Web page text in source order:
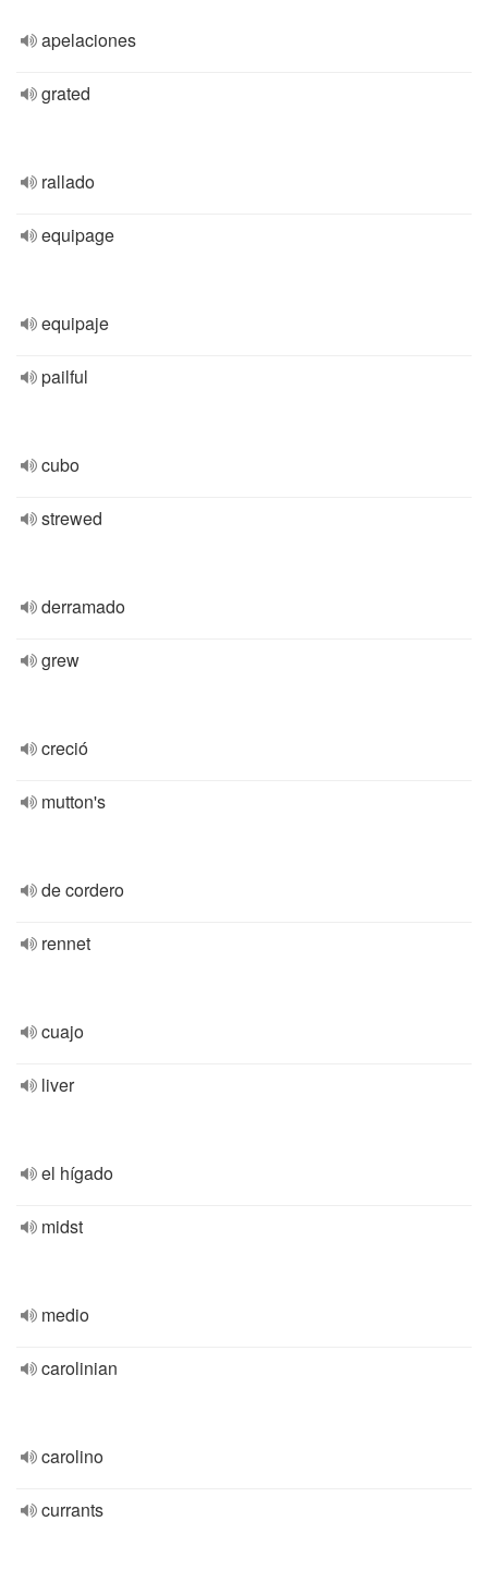
apelaciones
grated
rallado
equipage
equipaje
pailful
cubo
strewed
derramado
grew
creció
mutton's
de cordero
rennet
cuajo
liver
el hígado
midst
medio
carolinian
carolino
currants